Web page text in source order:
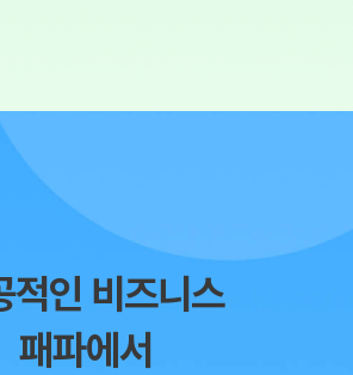
적인 비즈니스
패파에서